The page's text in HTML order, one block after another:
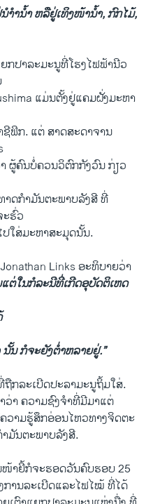
ານໍ້າ ຫລື​ຢູ່​ເທິງ​ໜ້ານໍ້າ, ກົກ​ໄມ້,
ກ​ປາລະ​ມະນູທີ່ໂຮງໄຟ​ຟ້າ​ນີວ​
ແມ່ນ​ຕັ້ງຢູ່​ແຄມຝັ່ງ​ມະຫາ​
ຟິກ. ແຕ່​ ​ສາດສະດາຈານ
ຜູ້​ຄົນ​ບໍ່ຄວນ​ວິຕົກ​ກັງວົນ​ ກ່ຽວ​
າດກໍາມັນ​ຕະພາບ​ລັງສີ ທີ່​
ຮົ່ວ
ໃສ່​ມະຫາ​ສະມຸດນັ້ນ.
Links ອະທິບາຍ​ວ່າ
ແຕ່​ໃນ​ກໍ​ລະ​ນີທີ່ເກີດອຸບັດ​ຕິ​ເຫດ
ນ ກໍ​ຈະ​ຍັງຕໍ່າຫລາຍຢູ່.”
ກ​ລະ​ເບີດ​ປະລາ​ມະນູຖິ້ມ​ໃສ່.
ວ່າ ຄວາມ​ຊົງ​ຈໍາ​ທີ່​ມີ​ມາ​ແຕ່​
ວາມ​ຮູ້ສຶກ​ອ່ອນ​ໄຫວ​ທາງ​ຈິດຕະ
ມັນຕະ​ພາບລັງສີ.
ໜ້າຍີ້ກໍ​ຈະ​ຮອດ​ວັນ​ຄົບຮອບ​ 25
ານລະ​ເບີດ​ແລະໄຟ​ໄໝ້ ທີ່​ໄດ້​